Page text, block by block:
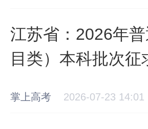
江苏省：2026年
目类）本科批次征
掌上高考 2026-07-23 14:01